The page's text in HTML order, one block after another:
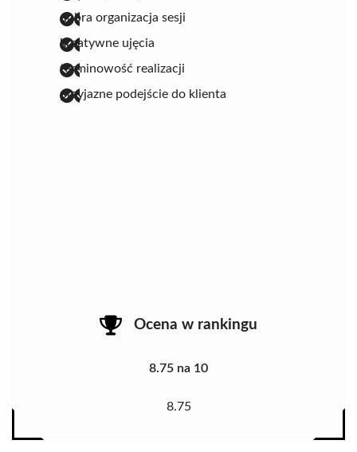
dobra organizacja sesji
kreatywne ujęcia
terminowość realizacji
przyjazne podejście do klienta
Ocena w rankingu
8.75 na 10
8.75